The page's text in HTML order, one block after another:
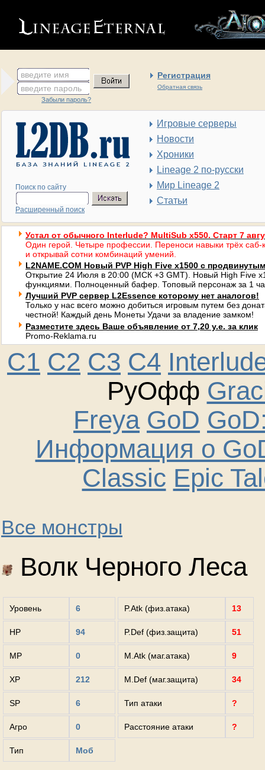
введите имя Регистрация
Обратная связь
введите пароль
Забыли пароль?
Поиск по сайту
Расширенный поиск
Игровые серверы
Новости
Хроники
Lineage 2 по-русски
Мир Lineage 2
Статьи
Устал от обычного Interlude? MultiSub x550. Старт 7
Один герой. Четыре профессии. Переноси навыки трёх саб-
и открывай сотни комбинаций умений.
L2NAME.COM Новый PVP High Five x1500 с
Открытие 24 Июля в 20:00 (МСК +3 GMT). Новый High Five
функциями. Полноценный бафер. Топовый персонаж за 1
Лучший PVP сервер L2Essence которому нет аналогов!
Только у нас всего можно добиться игровым путем без
честной! Каждый день Монеты Удачи за владение замком!
Разместите здесь Ваше объявление от 7,20 у.е. за клик
Promo-Reklama.ru
C1 C2 C3 C4
РуОфф
Freya GoD
Информация о
Classic Epic
Все монстры
Волк Черного Леса
Уровень 6
HP 94
MP 0
XP 212
SP 6
Агро 0
Тип Моб
P.Atk (физ.атака) 13
P.Def (физ.защита) 51
M.Atk (маг.атака) 9
M.Def (маг.защита) 34
Тип атаки ?
Расстояние атаки ?